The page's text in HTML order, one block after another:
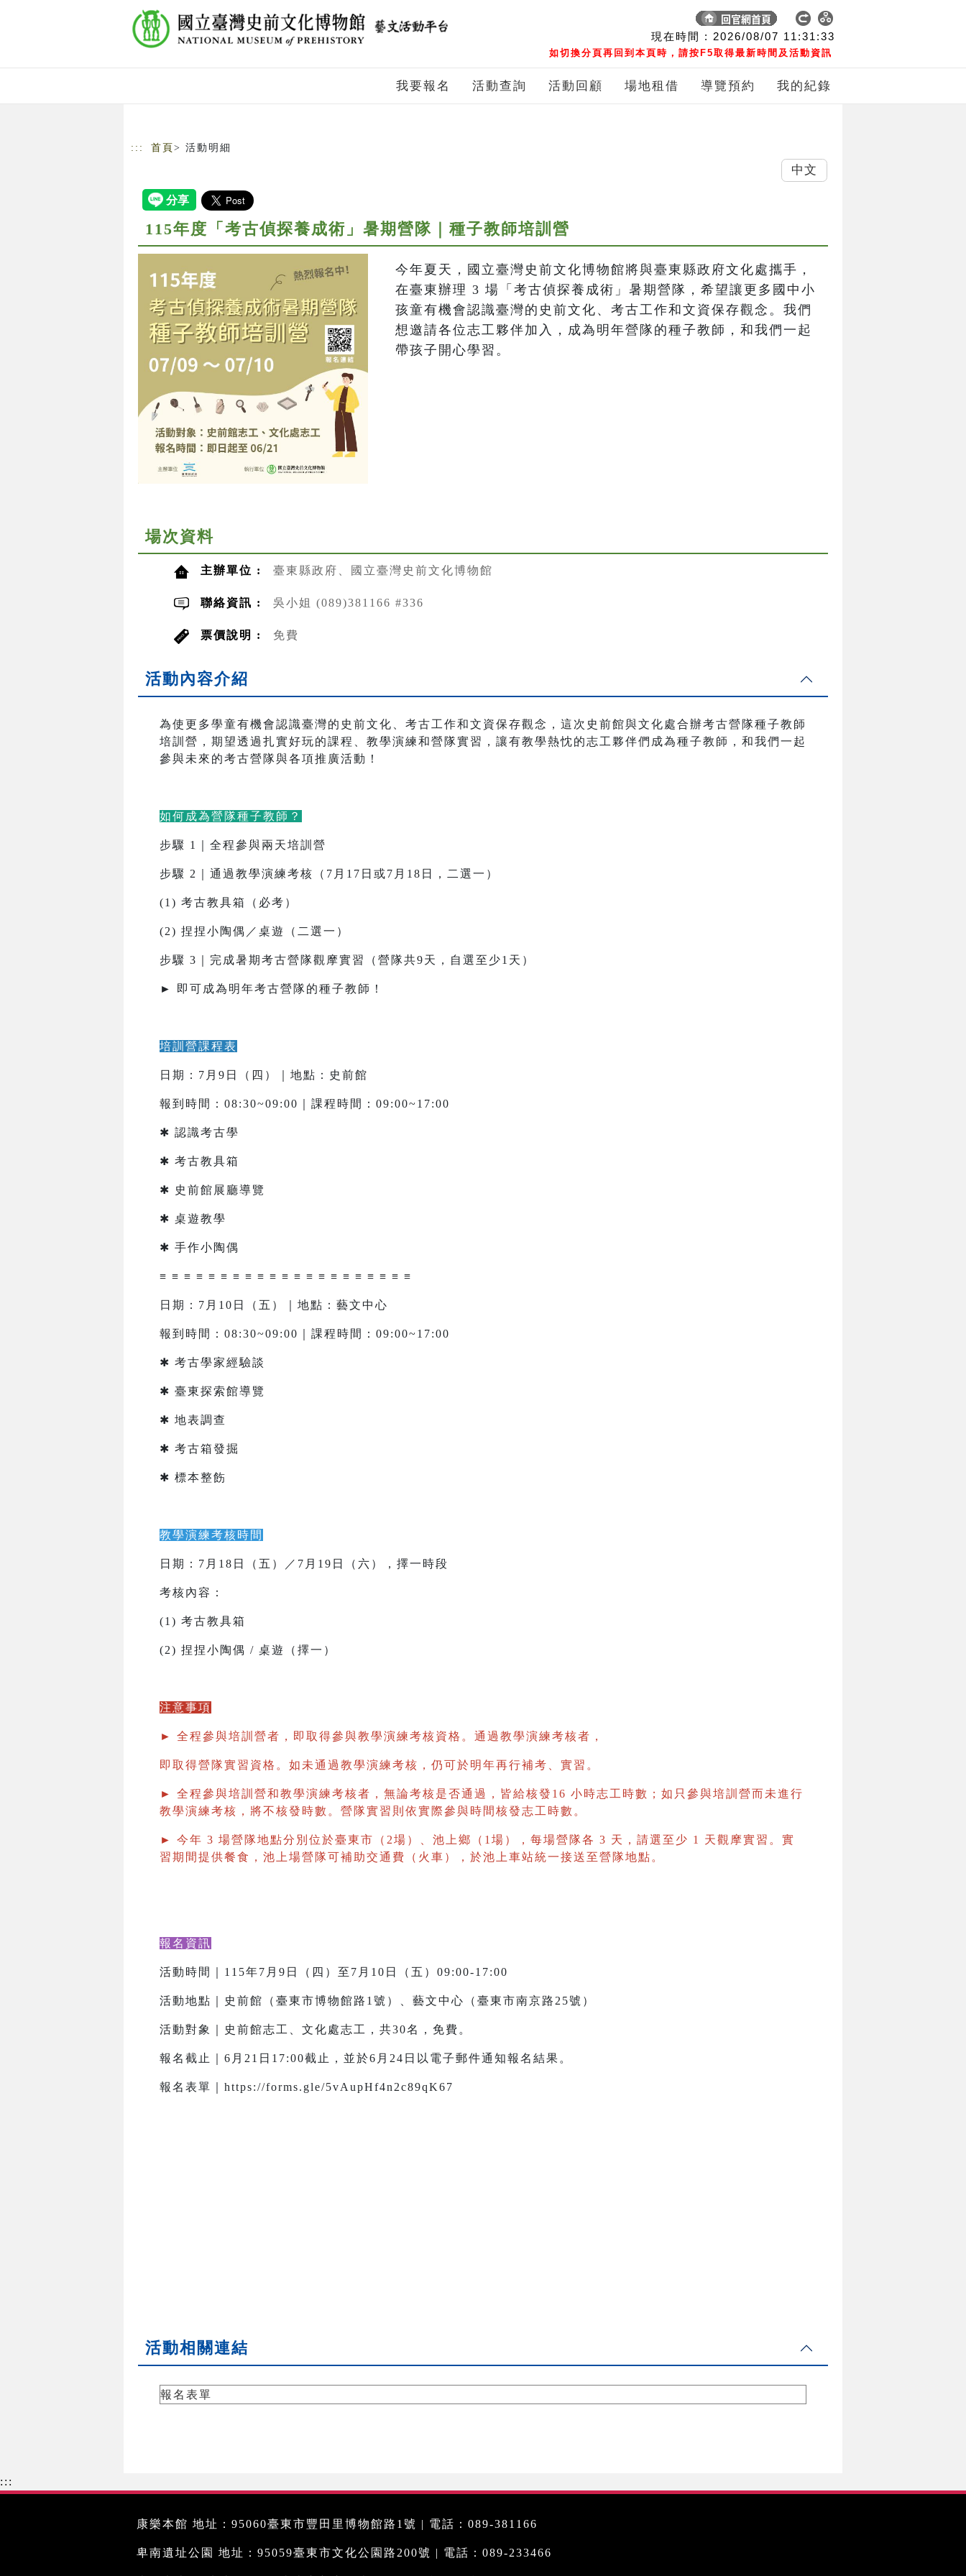
現在時間 : 2026/08/07 11:31:34
如切換分頁再回到本頁時，請按F5取得最新時間及活動資訊
我要報名 活動查詢 活動回顧 場地租借 導覽預約 我的紀錄
::: 首頁 > 活動明細
115年度「考古偵探養成術」暑期營隊｜種子教師培訓營
今年夏天，國立臺灣史前文化博物館將與臺東縣政府文化處攜手，
在臺東辦理 3 場「考古偵探養成術」暑期營隊，希望讓更多國中小
孩童有機會認識臺灣的史前文化、考古工作和文資保存觀念。我們
想邀請各位志工夥伴加入，成為明年營隊的種子教師，和我們一起
帶孩子開心學習。
場次資料
主辦單位 : 臺東縣政府、國立臺灣史前文化博物館
聯絡資訊 : 吳小姐 (089)381166 #336
票價說明 : 免費
活動內容介紹
為使更多學童有機會認識臺灣的史前文化、考古工作和文資保存觀念，這次史前館與文化處合辦考古營隊種子教師
培訓營，期望透過扎實好玩的課程、教學演練和營隊實習，讓有教學熱忱的志工夥伴們成為種子教師，和我們一起
參與未來的考古營隊與各項推廣活動！
如何成為營隊種子教師？
步驟 1｜全程參與兩天培訓營
步驟 2｜通過教學演練考核（7月17日或7月18日，二選一）
(1) 考古教具箱（必考）
(2) 捏捏小陶偶／桌遊（二選一）
步驟 3｜完成暑期考古營隊觀摩實習（營隊共9天，自選至少1天）
► 即可成為明年考古營隊的種子教師！
培訓營課程表
日期：7月9日（四）｜地點：史前館
報到時間：08:30~09:00｜課程時間：09:00~17:00
✱ 認識考古學
✱ 考古教具箱
✱ 史前館展廳導覽
✱ 桌遊教學
✱ 手作小陶偶
≡ ≡ ≡ ≡ ≡ ≡ ≡ ≡ ≡ ≡ ≡ ≡ ≡ ≡ ≡ ≡ ≡ ≡ ≡ ≡ ≡
日期：7月10日（五）｜地點：藝文中心
報到時間：08:30~09:00｜課程時間：09:00~17:00
✱ 考古學家經驗談
✱ 臺東探索館導覽
✱ 地表調查
✱ 考古箱發掘
✱ 標本整飭
教學演練考核時間
日期：7月18日（五）／7月19日（六），擇一時段
考核內容：
(1) 考古教具箱
(2) 捏捏小陶偶 / 桌遊（擇一）
注意事項
► 全程參與培訓營者，即取得參與教學演練考核資格。通過教學演練考核者，
即取得營隊實習資格。如未通過教學演練考核，仍可於明年再行補考、實習。
► 全程參與培訓營和教學演練考核者，無論考核是否通過，皆給核發16 小時志工時數；如只參與培訓營而未進行
教學演練考核，將不核發時數。營隊實習則依實際參與時間核發志工時數。
► 今年 3 場營隊地點分別位於臺東市（2場）、池上鄉（1場），每場營隊各 3 天，請選至少 1 天觀摩實習。實
習期間提供餐食，池上場營隊可補助交通費（火車），於池上車站統一接送至營隊地點。
報名資訊
活動時間｜115年7月9日（四）至7月10日（五）09:00-17:00
活動地點｜史前館（臺東市博物館路1號）、藝文中心（臺東市南京路25號）
活動對象｜史前館志工、文化處志工，共30名，免費。
報名截止｜6月21日17:00截止，並於6月24日以電子郵件通知報名結果。
報名表單｜https://forms.gle/5vAupHf4n2c89qK67
活動相關連結
報名表單
:::
康樂本館 地址：95060臺東市豐田里博物館路1號 | 電話：089-381166
卑南遺址公園 地址：95059臺東市文化公園路200號 | 電話：089-233466